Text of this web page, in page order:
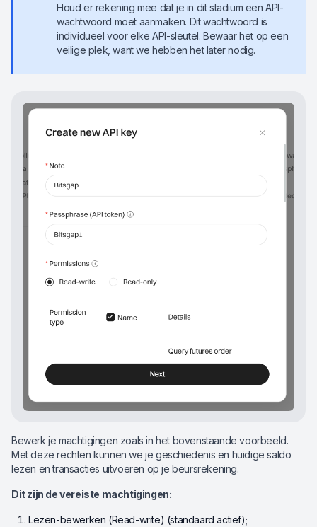
Houd er rekening mee dat je in dit stadium een API-
wachtwoord moet aanmaken. Dit wachtwoord is
individueel voor elke API-sleutel. Bewaar het op een
veilige plek, want we hebben het later nodig.
Bewerk je machtigingen zoals in het bovenstaande voorbeeld.
Met deze rechten kunnen we je geschiedenis en huidige saldo
lezen en transacties uitvoeren op je beursrekening.
Dit zijn de vereiste machtigingen:
Lezen-bewerken (Read-write) (standaard actief);